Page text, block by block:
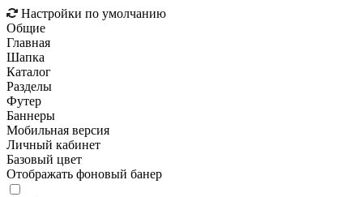
Настройки по умолчанию
Общие
Главная
Шапка
Каталог
Разделы
Футер
Баннеры
Мобильная версия
Личный кабинет
Базовый цвет
Отображать фоновый банер